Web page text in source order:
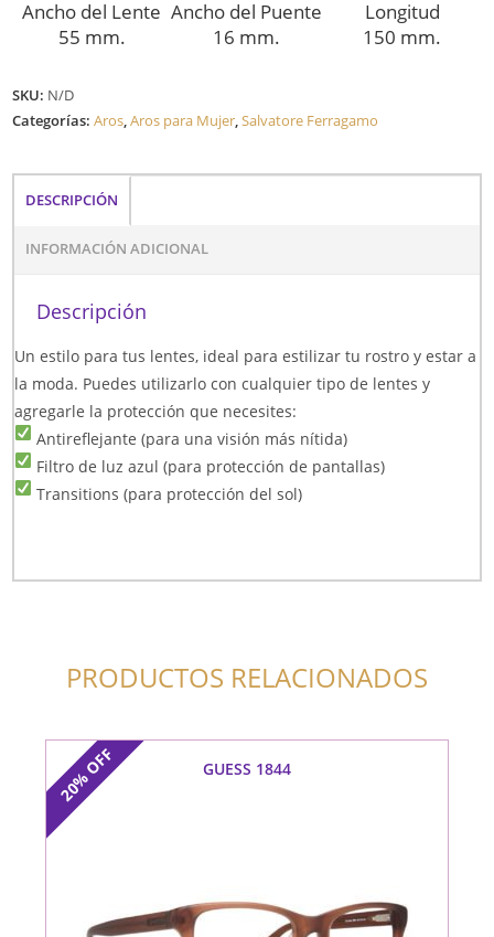
Ancho del Lente
55 mm.
Ancho del Puente
16 mm.
Longitud
150 mm.
SKU: N/D
Categorías:Aros,Aros para Mujer,Salvatore Ferragamo
DESCRIPCIÓN
INFORMACIÓN ADICIONAL
Descripción
Un estilo para tus lentes, ideal para estilizar tu rostro y estar a
la moda. Puedes utilizarlo con cualquier tipo de lentes y
agregarle la protección que necesites:
Antireflejante (para una visión más nítida)
Filtro de luz azul (para protección de pantallas)
Transitions (para protección del sol)
PRODUCTOS RELACIONADOS
20%
OFF GUESS 1844